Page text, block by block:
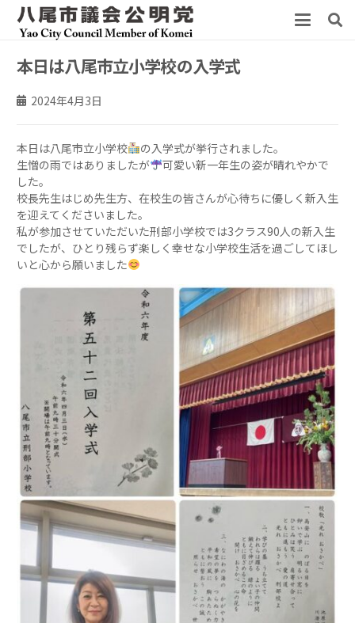
本日は八尾市立小学校の入学式
2024年4月3日
本日は八尾市立小学校
の入学式が挙行されました。
生憎の雨ではありましたが
可愛い新一年生の姿が晴れやかで
した。
校長先生はじめ先生方、在校生の皆さんが心待ちに優しく新入生
を迎えてくださいました。
私が参加させていただいた刑部小学校では3クラス90人の新入生
でしたが、ひとり残らず楽しく幸せな小学校生活を過ごしてほし
いと心から願いました